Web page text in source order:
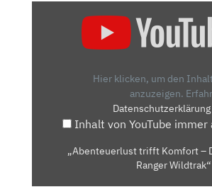
KOMFORT
RANGER
WILDTRAK“
Hier klicken, um den
anzuzeigen.
Datenschutzerklärung
Inhalt von YouTube immer
„Abenteuerlust trifft Komfort –
Ranger